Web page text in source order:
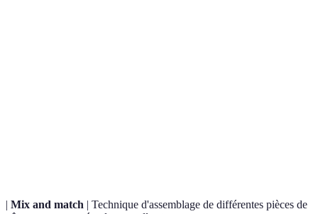
| Mix and match | Technique d'assemblage de différentes pièces de